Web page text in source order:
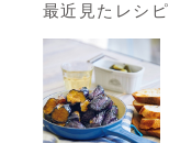
最近見たレシピ